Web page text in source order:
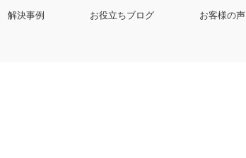
解決事例 お役立ちブログ お客様の声